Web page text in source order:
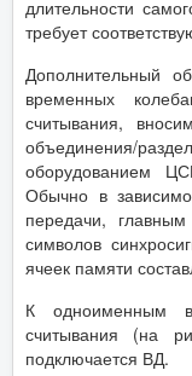
длительности
требует
Дополнительный
временных
считывания,
объединения/
оборудованием
Обычно в
передачи,
символов
ячеек памяти
К одноименным
считывания (на
подключается ВД.